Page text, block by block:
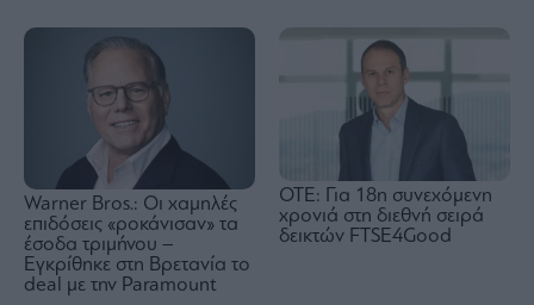
Warner Bros.: Οι χαμηλές
επιδόσεις «ροκάνισαν» τα
έσοδα τριμήνου –
Εγκρίθηκε στη Βρετανία το
deal με την Paramount
ΟΤΕ: Για 18η συνεχόμενη
χρονιά στη διεθνή σειρά
δεικτών FTSE4Good